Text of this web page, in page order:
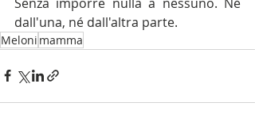
dall'una, né dall'altra parte.
Meloni mamma